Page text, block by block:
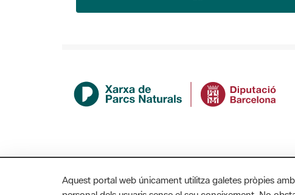
Aquest portal web únicament utilitza galetes pròpies